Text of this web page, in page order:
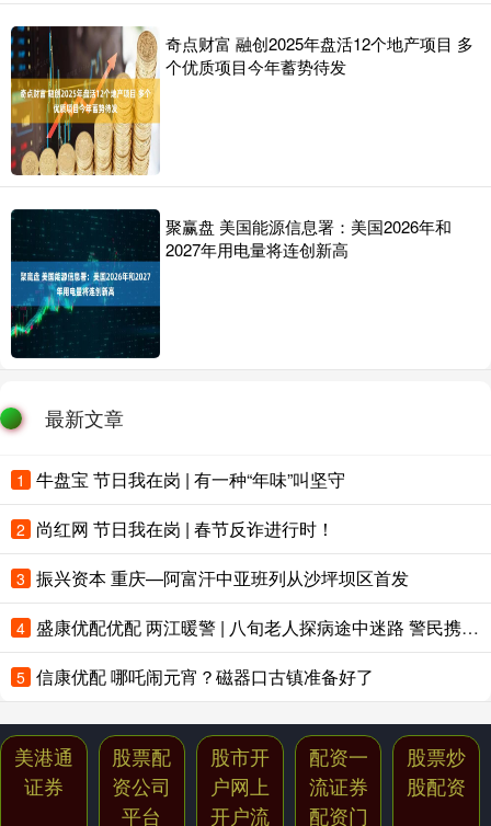
奇点财富 融创2025年盘活12个地产项目 多
个优质项目今年蓄势待发
聚赢盘 美国能源信息署：美国2026年和
2027年用电量将连创新高
最新文章
1 牛盘宝 节日我在岗 | 有一种“年味”叫坚守
2 尚红网 节日我在岗 | 春节反诈进行时！
3 振兴资本 重庆—阿富汗中亚班列从沙坪坝区首发
4 盛康优配优配 两江暖警 | 八旬老人探病途中迷路 警民携手暖心护送归家
5 信康优配 哪吒闹元宵？磁器口古镇准备好了
美港通
证券
股票配
资公司
平台
股市开
户网上
开户流
配资一
流证券
配资门
股票炒
股配资